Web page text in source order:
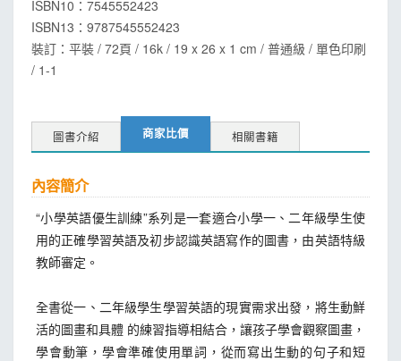
ISBN10：7545552423
ISBN13： 9787545552423
裝訂：平裝 / 72頁 / 16k / 19 x 26 x 1 cm / 普通級 / 單色印刷
/ 1-1
圖書介紹 商家比價 相關書籍
內容簡介
“小學英語優生訓練”系列是一套適合小學一、二年級學生使
用的正確學習英語及初步認識英語寫作的圖書，由英語特級
教師審定。
全書從一、二年級學生學習英語的現實需求出發，將生動鮮
活的圖畫和具體 的練習指導相結合，讓孩子學會觀察圖畫，
學會動筆，學會準確使用單詞，從而寫出生動的句子和短